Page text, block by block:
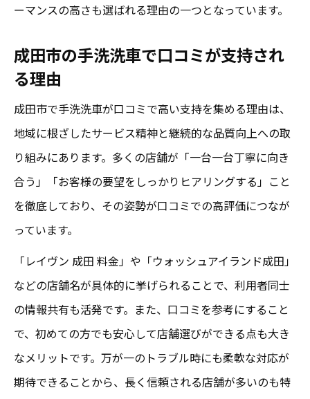
ーマンスの高さも選ばれる理由の一つとなっています。
成田市の手洗洗車で口コミが支持され
る理由
成田市で手洗洗車が口コミで高い支持を集める理由は、
地域に根ざしたサービス精神と継続的な品質向上への取
り組みにあります。多くの店舗が「一台一台丁寧に向き
合う」「お客様の要望をしっかりヒアリングする」こと
を徹底しており、その姿勢が口コミでの高評価につなが
っています。
「レイヴン 成田 料金」や「ウォッシュアイランド成田」
などの店舗名が具体的に挙げられることで、利用者同士
の情報共有も活発です。また、口コミを参考にすること
で、初めての方でも安心して店舗選びができる点も大き
なメリットです。万が一のトラブル時にも柔軟な対応が
期待できることから、長く信頼される店舗が多いのも特